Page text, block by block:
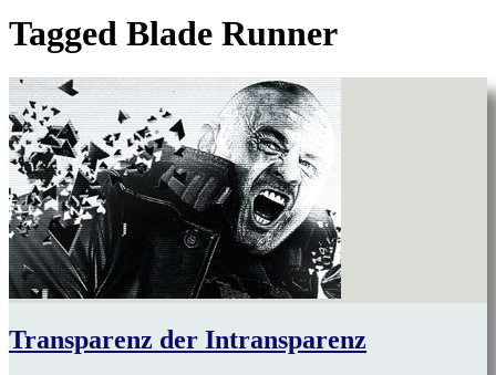
Tagged Blade Runner
Transparenz der Intransparenz